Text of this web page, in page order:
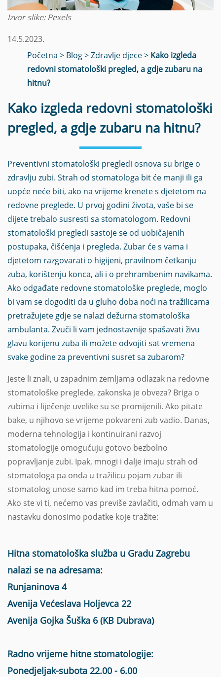
Izvor slike: Pexels
14.5.2023.
Početna > Blog>Zdravlje djece> Kako izgleda
redovni stomatološki pregled, a gdje zubaru na
hitnu?
Kako izgleda redovni stomatološki
pregled, a gdje zubaru na hitnu?
Preventivni stomatološki pregledi osnova su brige o
zdravlju zubi. Strah od stomatologa bit će manji ili ga
uopće neće biti, ako na vrijeme krenete s djetetom na
redovne preglede. U prvoj godini života, vaše bi se
dijete trebalo susresti sa stomatologom. Redovni
stomatološki pregledi sastoje se od uobičajenih
postupaka, čišćenja i pregleda. Zubar će s vama i
djetetom razgovarati o higijeni, pravilnom četkanju
zuba, korištenju konca, ali i o prehrambenim navikama.
Ako odgađate redovne stomatološke preglede, moglo
bi vam se dogoditi da u gluho doba noći na tražilicama
pretražujete gdje se nalazi dežurna stomatološka
ambulanta. Zvuči li vam jednostavnije spašavati živu
glavu korijenu zuba ili možete odvojiti sat vremena
svake godine za preventivni susret sa zubarom?
Jeste li znali, u zapadnim zemljama odlazak na redovne
stomatološke preglede, zakonska je obveza? Briga o
zubima i liječenje uvelike su se promijenili. Ako pitate
bake, u njihovo se vrijeme pokvareni zub vadio. Danas,
moderna tehnologija i kontinuirani razvoj
stomatologije omogućuju gotovo bezbolno
popravljanje zubi. Ipak, mnogi i dalje imaju strah od
stomatologa pa onda u tražilicu pojam zubar ili
stomatolog unose samo kad im treba hitna pomoć.
Ako ste vi ti, nećemo vas previše zavlačiti, odmah vam u
nastavku donosimo podatke koje tražite:
Hitna stomatološka služba u Gradu Zagrebu
nalazi se na adresama:
Runjaninova 4
Avenija Većeslava Holjevca 22
Avenija Gojka Šuška 6 (KB Dubrava)
Radno vrijeme hitne stomatologije:
Ponedjeljak-subota 22.00 - 6.00